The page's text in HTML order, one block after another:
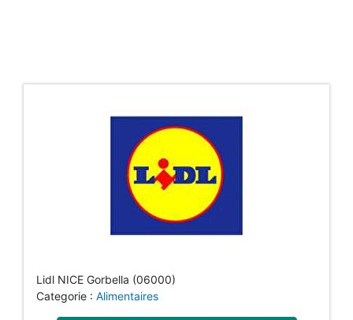
Lidl NICE Gorbella (06000)
Categorie : Alimentaires